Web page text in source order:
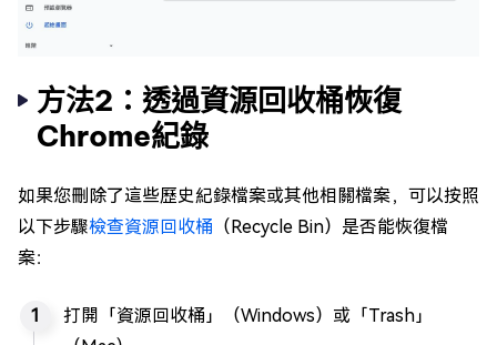
方法2：透過資源回收桶恢復
Chrome紀錄
如果您刪除了這些歷史紀錄檔案或其他相關檔案，可以按照
以下步驟檢查資源回收桶 （Recycle Bin）是否能恢復檔
案：
打開「資源回收桶」（Windows）或「Trash」